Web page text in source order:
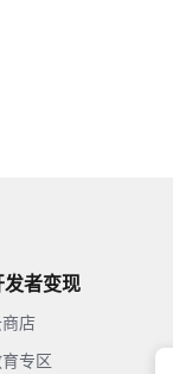
发者变现
店
专区